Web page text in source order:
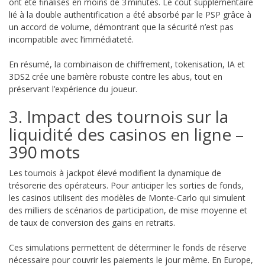
lié à la double authentification a été absorbé par le PSP grâce à
un accord de volume, démontrant que la sécurité n’est pas
incompatible avec l’immédiateté.
En résumé, la combinaison de chiffrement, tokenisation, IA et
3DS2 crée une barrière robuste contre les abus, tout en
préservant l’expérience du joueur.
3. Impact des tournois sur la
liquidité des casinos en ligne –
390 mots
Les tournois à jackpot élevé modifient la dynamique de
trésorerie des opérateurs. Pour anticiper les sorties de fonds,
les casinos utilisent des modèles de Monte‑Carlo qui simulent
des milliers de scénarios de participation, de mise moyenne et
de taux de conversion des gains en retraits.
Ces simulations permettent de déterminer le fonds de réserve
nécessaire pour couvrir les paiements le jour même. En Europe,